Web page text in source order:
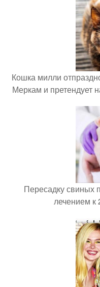
Кошка милли
Меркам и претендует
Пересадку свиных
лечением к